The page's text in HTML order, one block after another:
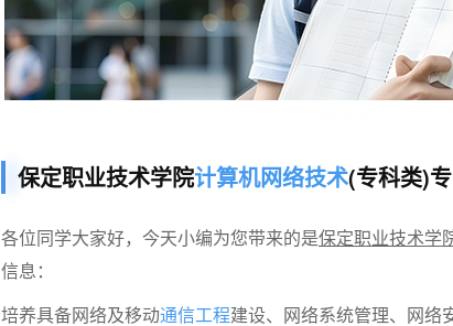
保定职业技术学院计算机网络技术(专科类)
各位同学大家好，今天小编为您带来的是保定职业技术学
信息：
培养具备网络及移动通信工程建设、网络系统管理、网络